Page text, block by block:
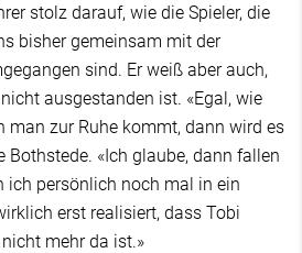
stolz darauf, wie die Spieler, die
bisher gemeinsam mit der
sind. Er weiß aber auch,
ausgestanden ist. «Egal, wie
man zur Ruhe kommt, dann wird es
Bothstede. «Ich glaube, dann fallen
ich persönlich noch mal in ein
erst realisiert, dass Tobi
mehr da ist.»